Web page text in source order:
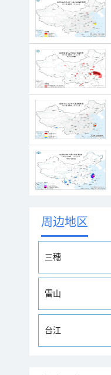
周边地区
三穗
雷山
台江